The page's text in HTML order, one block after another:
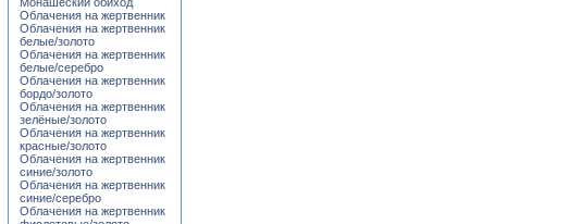
Облачения на жертвенник
Облачения на жертвенник
белые/золото
Облачения на жертвенник
белые/серебро
Облачения на жертвенник
бордо/золото
Облачения на жертвенник
зелёные/золото
Облачения на жертвенник
красные/золото
Облачения на жертвенник
синие/золото
Облачения на жертвенник
синие/серебро
Облачения на жертвенник